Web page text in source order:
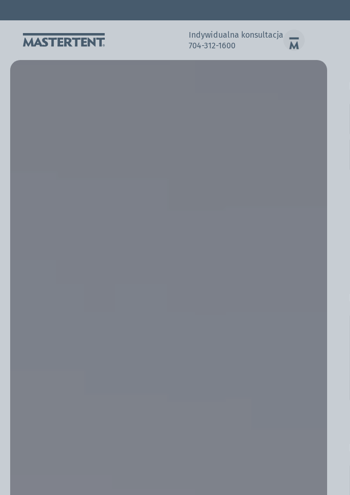
Indywidualna konsultacja
704-312-1600
Kontakt FAQ Namioty ekspresowe Namiot ekspresowy 3x3 m